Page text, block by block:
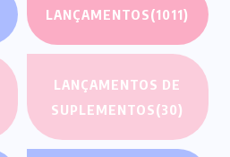
LANÇAMENTOS(1011)
LANÇAMENTOS DE
SUPLEMENTOS(30)